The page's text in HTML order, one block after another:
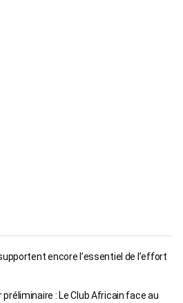
encore l’essentiel de l’effort
: Le Club Africain face au